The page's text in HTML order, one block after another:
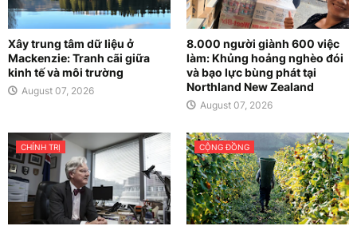
Xây trung tâm dữ liệu ở
Mackenzie: Tranh cãi giữa
kinh tế và môi trường
August 07, 2026
8.000 người giành 600 việc
làm: Khủng hoảng nghèo đói
và bạo lực bùng phát tại
Northland New Zealand
August 07, 2026
CHÍNH TRỊ CỘNG ĐỒNG